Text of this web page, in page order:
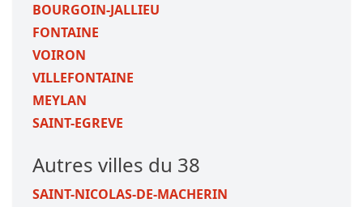
BOURGOIN-JALLIEU
FONTAINE
VOIRON
VILLEFONTAINE
MEYLAN
SAINT-EGREVE
Autres villes du 38
SAINT-NICOLAS-DE-MACHERIN